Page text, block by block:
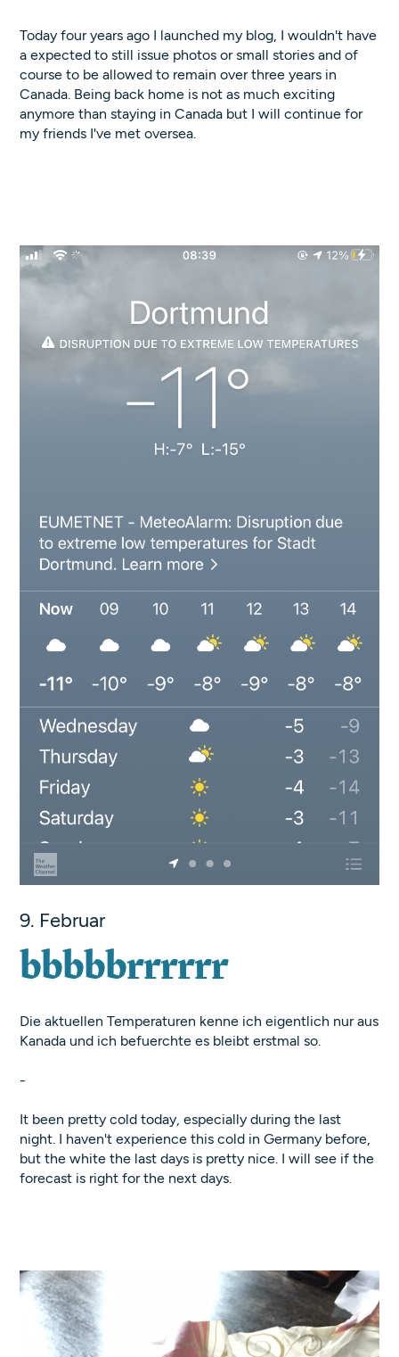
Today four years ago I launched my blog, I wouldn't have
a expected to still issue photos or small stories and of
course to be allowed to remain over three years in
Canada. Being back home is not as much exciting
anymore than staying in Canada but I will continue for
my friends I've met oversea.
9. Februar
bbbbbrrrrrr
Die aktuellen Temperaturen kenne ich eigentlich nur aus
Kanada und ich befuerchte es bleibt erstmal so.
-
It been pretty cold today, especially during the last
night. I haven't experience this cold in Germany before,
but the white the last days is pretty nice. I will see if the
forecast is right for the next days.